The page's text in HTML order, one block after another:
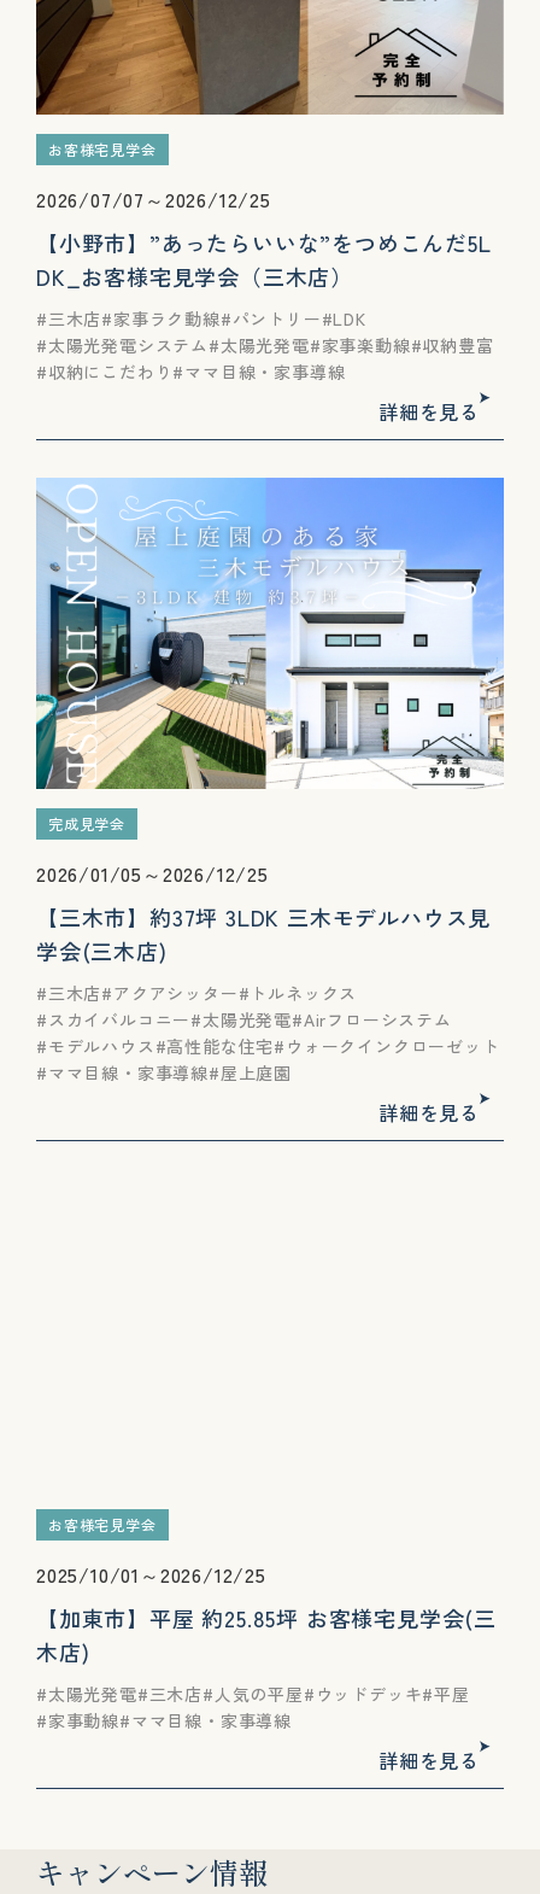
お客様宅見学会
2026/07/07～2026/12/25
【小野市】”あったらいいな”をつめこんだ5L
DK_お客様宅見学会（三木店）
三木店 家事ラク動線 パントリー LDK
太陽光発電システム
太陽光発電 家事楽動線 収納豊富
収納にこだわり
ママ目線・家事導線
詳細を見る
完成見学会
2026/01/05～2026/12/25
【三木市】約37坪 3LDK 三木モデルハウス見
学会(三木店)
三木店 アクアシッター
トルネックス
スカイバルコニー
太陽光発電 Airフローシステム
モデルハウス
高性能な住宅
ウォークインクローゼット
ママ目線・家事導線 屋上庭園
詳細を見る
お客様宅見学会
2025/10/01～2026/12/25
【加東市】平屋 約25.85坪 お客様宅見学会(三
木店)
太陽光発電 三木店 人気の平屋 ウッドデッキ 平屋
家事動線 ママ目線・家事導線
詳細を見る
キャンペーン情報